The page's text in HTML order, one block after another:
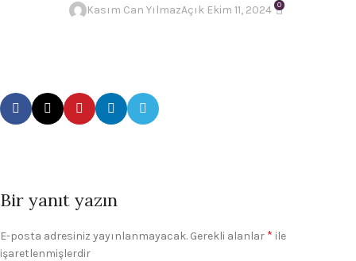
Kasım Can YılmazAçık Ekim 11, 2024 0
Bir yanıt yazın
E-posta adresiniz yayınlanmayacak. Gerekli alanlar * ile
işaretlenmişlerdir